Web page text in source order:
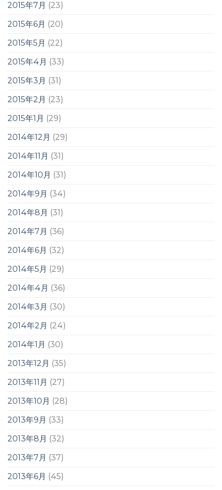
2015年7月 (23)
2015年6月 (20)
2015年5月 (22)
2015年4月 (33)
2015年3月 (31)
2015年2月 (23)
2015年1月 (29)
2014年12月 (29)
2014年11月 (31)
2014年10月 (31)
2014年9月 (34)
2014年8月 (31)
2014年7月 (36)
2014年6月 (32)
2014年5月 (29)
2014年4月 (36)
2014年3月 (30)
2014年2月 (24)
2014年1月 (30)
2013年12月 (35)
2013年11月 (27)
2013年10月 (28)
2013年9月 (33)
2013年8月 (32)
2013年7月 (37)
2013年6月 (45)